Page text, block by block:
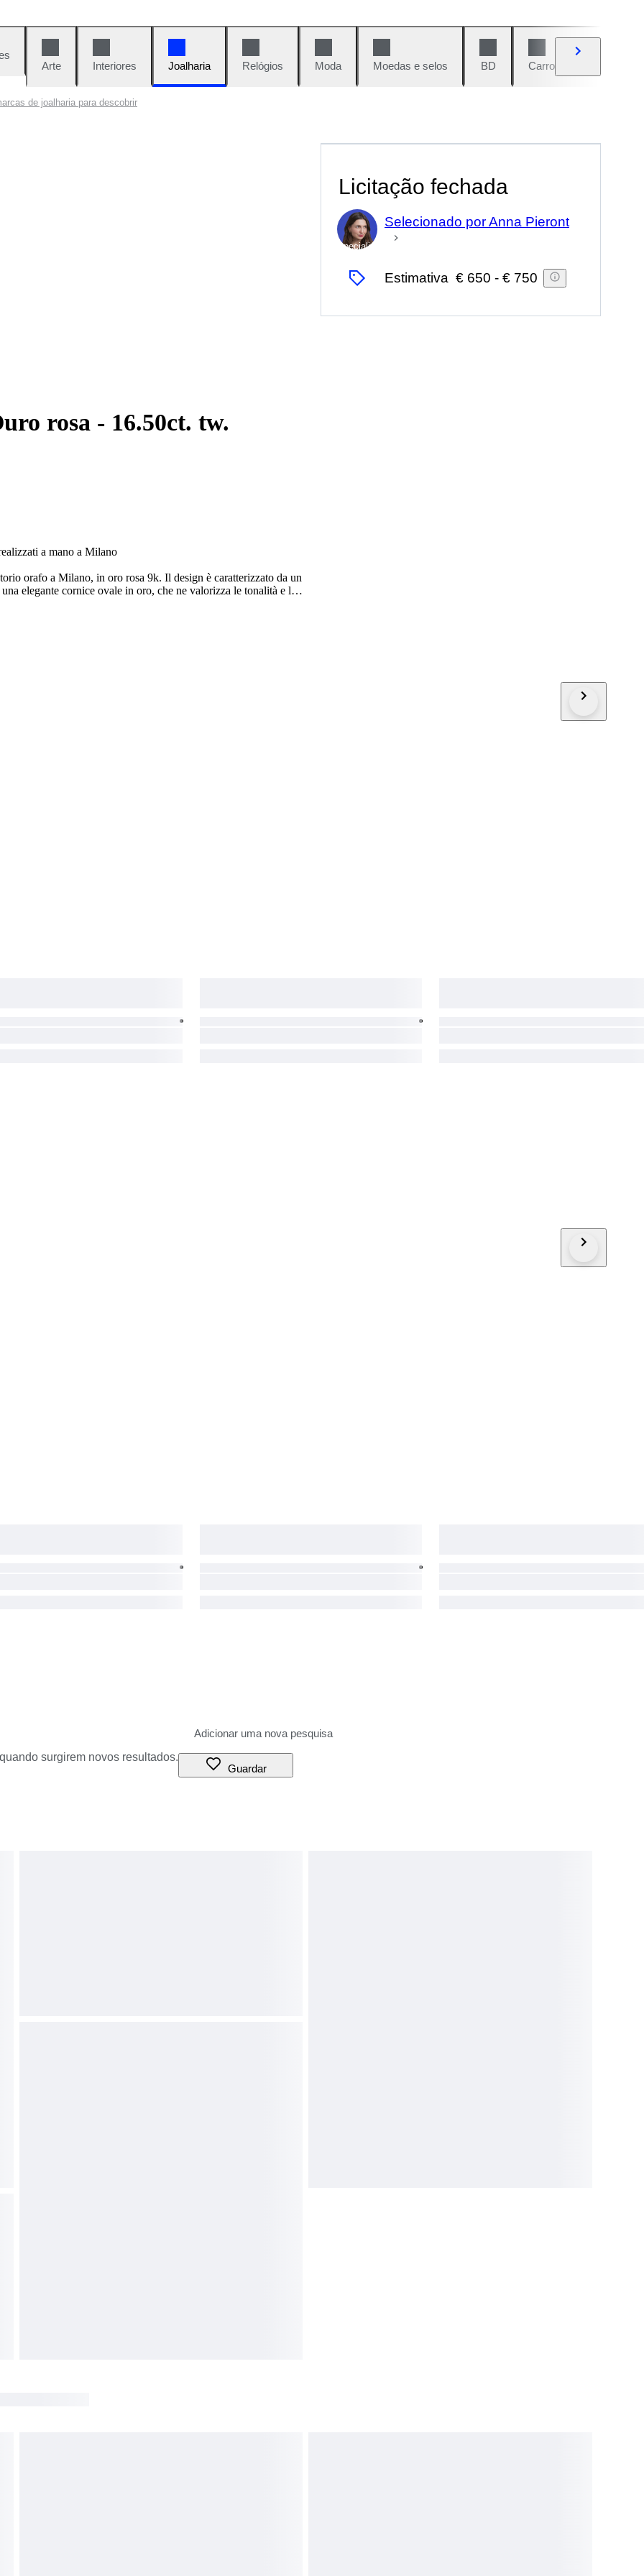
Arte
Interiores Joalharia Relógios Moda Moedas e selos BD Carros e motos
de joalharia para descobrir
16.50ct. tw.
a mano a Milano
orafo a Milano, in oro rosa 9k. Il design è caratterizzato da un
elegante cornice ovale in oro, che ne valorizza le tonalità e le
luce raffinato, mentre sull’estremità opposta due barrette in
Licitação fechada
Especialista
Selecionado por Anna Pieront
Estimativa € 650 - € 750
surgirem novos resultados.
Guardar